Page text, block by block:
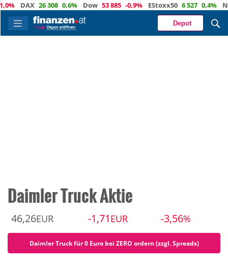
DAX 26 308 0,6% Dow 53 885 -0,9% EStoxx50 6 527 0,4%
Depot
Daimler Truck Aktie
46,26EUR -1,71 EUR -3,56%
Daimler Truck für 0 Euro bei ZERO ordern (zzgl. Spreads)